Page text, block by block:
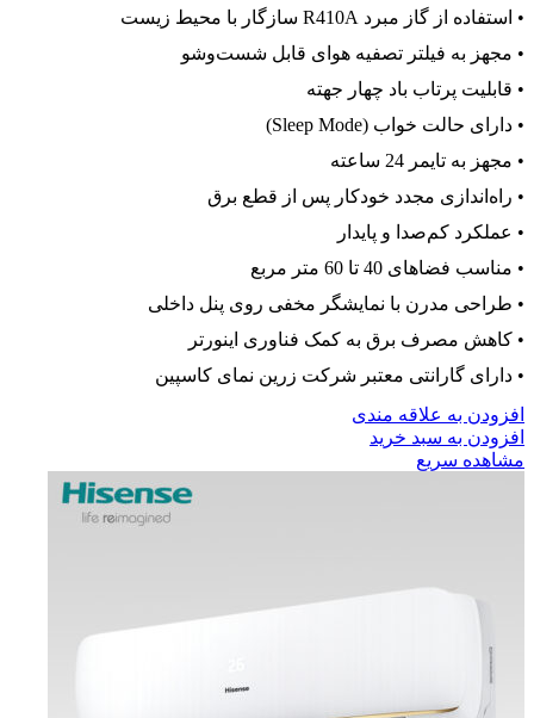
• استفاده از گاز مبرد R410A سازگار با محیط زیست
• مجهز به فیلتر تصفیه هوای قابل شست‌وشو
• قابلیت پرتاب باد چهار جهته
• دارای حالت خواب (Sleep Mode)
• مجهز به تایمر 24 ساعته
• راه‌اندازی مجدد خودکار پس از قطع برق
• عملکرد کم‌صدا و پایدار
• مناسب فضاهای 40 تا 60 متر مربع
• طراحی مدرن با نمایشگر مخفی روی پنل داخلی
• کاهش مصرف برق به کمک فناوری اینورتر
• دارای گارانتی معتبر شرکت زرین نمای کاسپین
افزودن به علاقه مندی
افزودن به سبد خرید
مشاهده سریع